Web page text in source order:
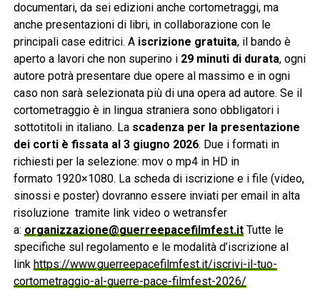
documentari, da sei edizioni anche cortometraggi, ma
anche presentazioni di libri, in collaborazione con le
principali case editrici. A iscrizione gratuita, il bando è
aperto a lavori che non superino i 29 minuti di durata, ogni
autore potrà presentare due opere al massimo e in ogni
caso non sarà selezionata più di una opera ad autore. Se il
cortometraggio è in lingua straniera sono obbligatori i
sottotitoli in italiano. Lascadenza per la presentazione
dei corti è fissata al 3 giugno 2026. Due i formati in
richiesti per la selezione: mov o mp4 in HD in
formato 1920×1080. La scheda di iscrizione e i file (video,
sinossi e poster) dovranno essere inviati per email in alta
risoluzione tramite link video o wetransfer
a: organizzazione@guerreepacefilmfest.it Tutte le
specifiche sul regolamento e le modalità d’iscrizione al
link https://www.guerreepacefilmfest.it/iscrivi-il-tuo-
cortometraggio-al-guerre-pace-filmfest-2026/